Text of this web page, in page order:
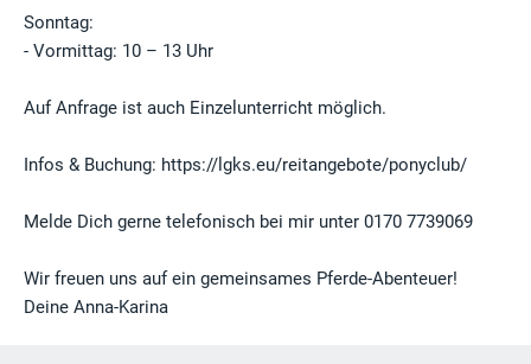
Sonntag:
- Vormittag: 10 – 13 Uhr
Auf Anfrage ist auch Einzelunterricht möglich.
Infos & Buchung: https://lgks.eu/reitangebote/ponyclub/
Melde Dich gerne telefonisch bei mir unter 0170 7739069
Wir freuen uns auf ein gemeinsames Pferde-Abenteuer!
Deine Anna-Karina